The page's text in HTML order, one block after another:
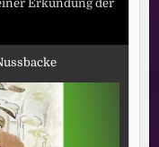
Erkundung der